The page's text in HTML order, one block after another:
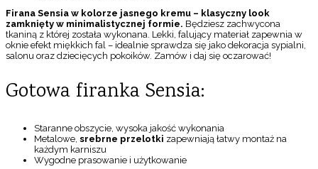
Firana Sensia w kolorze jasnego kremu – klasyczny look
zamknięty w minimalistycznej formie. Będziesz zachwycona
tkaniną z której została wykonana. Lekki, falujący materiał zapewnia w
oknie efekt miękkich fal – idealnie sprawdza się jako dekoracja sypialni,
salonu oraz dziecięcych pokoików. Zamów i daj się oczarować!
Gotowa firanka Sensia:
Staranne obszycie, wysoka jakość wykonania
Metalowe, srebrne przelotki zapewniają łatwy montaż na
każdym karniszu
Wygodne prasowanie i użytkowanie